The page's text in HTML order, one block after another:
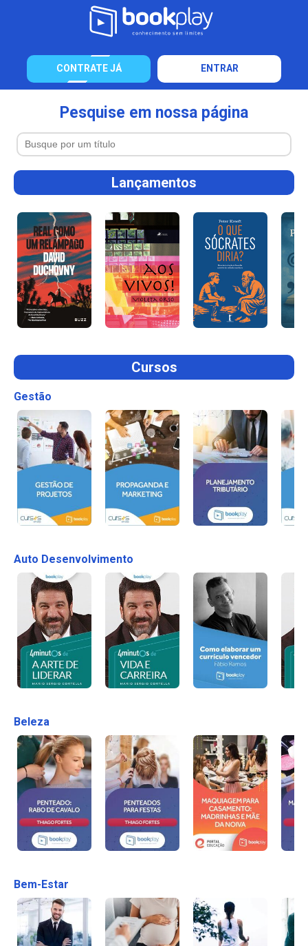
CONTRATE JÁ ENTRAR
Pesquise em nossa página
Lançamentos
Cursos
Gestão
Auto Desenvolvimento
Beleza
Bem-Estar